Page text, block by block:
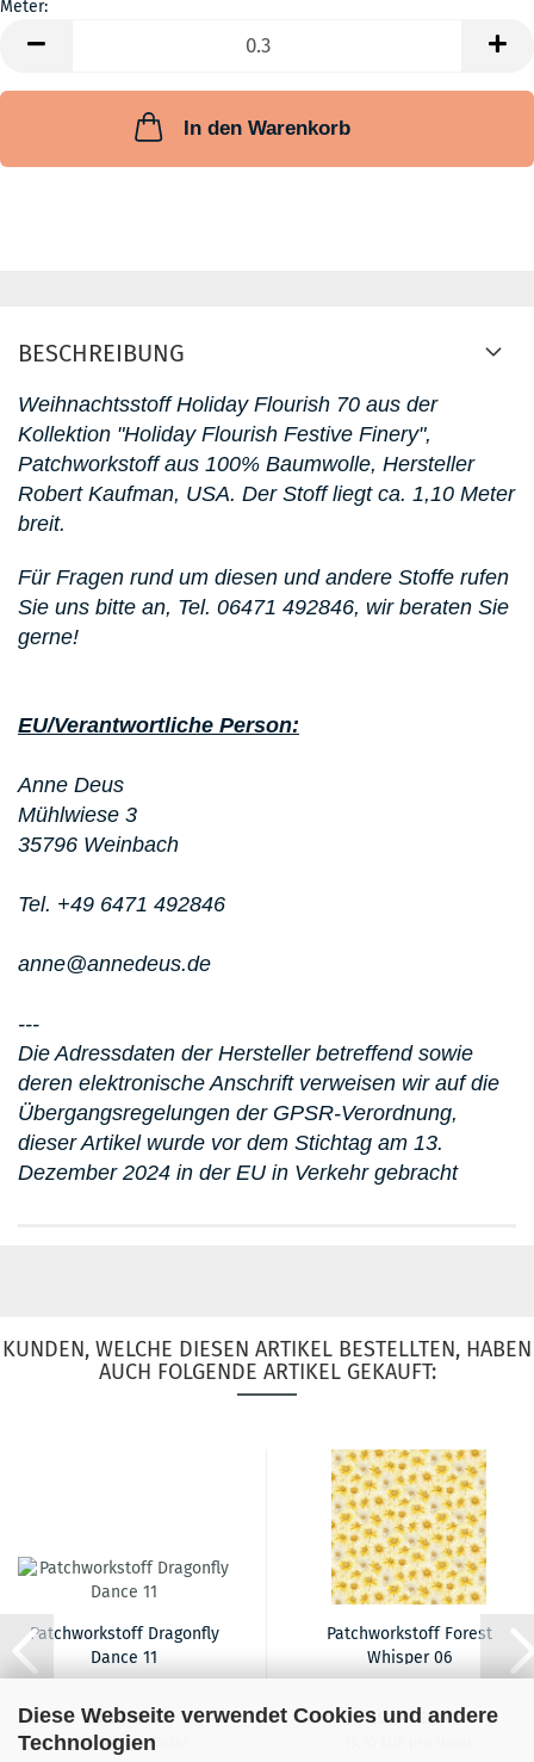
Diese Webseite verwendet Cookies und andere
Technologien
Meter:
In den Warenkorb
BESCHREIBUNG
Weihnachtsstoff Holiday Flourish 70 aus der
Kollektion "Holiday Flourish Festive Finery",
Patchworkstoff aus 100% Baumwolle, Hersteller
Robert Kaufman, USA. Der Stoff liegt ca. 1,10 Meter
breit.
Für Fragen rund um diesen und andere Stoffe rufen
Sie uns bitte an, Tel. 06471 492846, wir beraten Sie
gerne!
EU/Verantwortliche Person:
Anne Deus
Mühlwiese 3
35796 Weinbach
Tel. +49 6471 492846
anne@annedeus.de
---
Die Adressdaten der Hersteller betreffend sowie
deren elektronische Anschrift verweisen wir auf die
Übergangsregelungen der GPSR-Verordnung,
dieser Artikel wurde vor dem Stichtag am 13.
Dezember 2024 in der EU in Verkehr gebracht
KUNDEN, WELCHE DIESEN ARTIKEL BESTELLTEN, HABEN
AUCH FOLGENDE ARTIKEL GEKAUFT:
Patchworkstoff Dragonfly
Dance 11
18,90 EUR
18,90 EUR pro Meter
Patchworkstoff Forest
Whisper 06
19,90 EUR